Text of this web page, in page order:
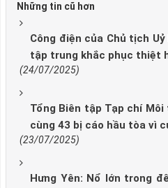
Những tin cũ hơn
Công điện của Chủ tịch
tập trung khắc phục thiệt
(24/07/2025)
Tổng Biên tập Tạp chí
cùng 43 bị cáo hầu tòa vì
(23/07/2025)
Hưng Yên: Nổ lớn trong